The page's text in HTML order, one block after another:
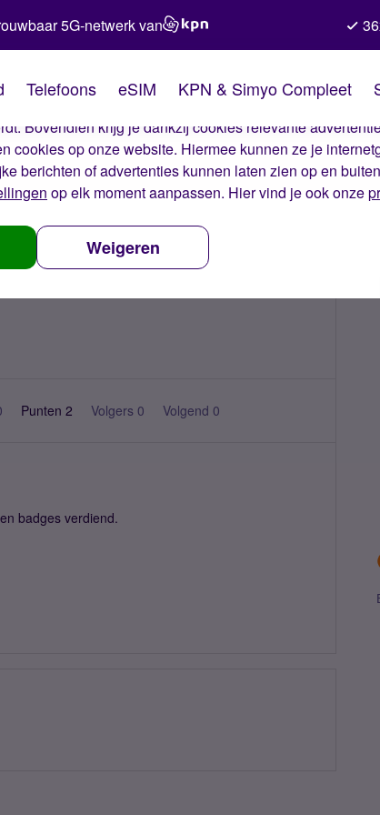
van Simyo
op onze website. Met deze cookies zorgen wij ervoor dat
Bovendien krijg je dankzij cookies relevante
cookies op onze website. Hiermee kunnen ze je
berichten of advertenties kunnen laten zien op en
op elk moment aanpassen. Hier vind je ook onze
Weigeren
5G-netwerk van
Telefoons eSIM KPN & Simyo Compleet
Punten 2 Volgers 0 Volgend 0
badges verdiend.